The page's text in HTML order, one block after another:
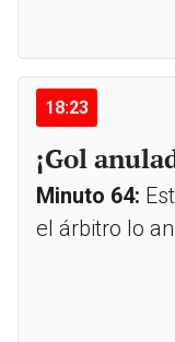
18:23
¡Gol
Minuto 64:
el árbitro lo